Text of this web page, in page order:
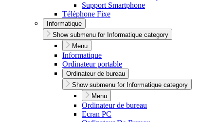
Support Smartphone
Téléphone Fixe
Informatique
Show submenu for Informatique category
Menu
Informatique
Ordinateur portable
Ordinateur de bureau
Show submenu for Informatique category
Menu
Ordinateur de bureau
Ecran PC